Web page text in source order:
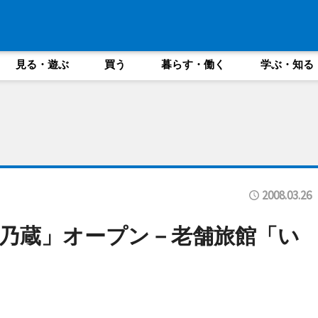
見る・遊ぶ 買う 暮らす・働く 学ぶ・知る
2008.03.26
蔵」オープン－老舗旅館「い